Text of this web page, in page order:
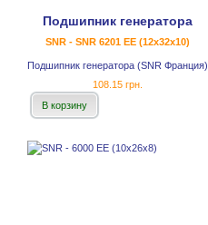
Подшипник генератора
SNR - SNR 6201 EE (12x32x10)
Подшипник генератора (SNR Франция)
108.15 грн.
В корзину